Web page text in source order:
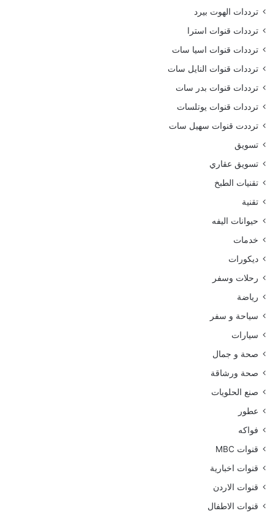
ترددات الهوت بيرد
ترددات قنوات استرا
ترددات قنوات اسيا سات
ترددات قنوات النايل سات
ترددات قنوات بدر سات
ترددات قنوات يوتلسات
ترددت قنوات سهيل سات
تسويق
تسويق عقاري
تقنيات الطبخ
تقنية
حيوانات اليفه
خدمات
ديكورات
رحلات وسفر
رياضة
سياحة و سفر
سيارات
صحة و جمال
صحة ورشاقة
صنع الحلويات
عطور
فواكه
قنوات MBC
قنوات اخبارية
قنوات الاردن
قنوات الاطفال